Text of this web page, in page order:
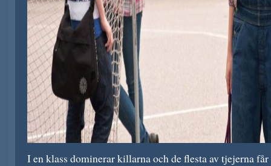
I en klass dominerar killarna och de flesta av tjejerna